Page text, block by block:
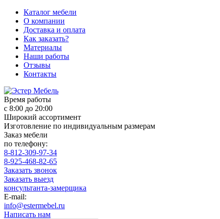
Каталог мебели
О компании
Доставка и оплата
Как заказать?
Материалы
Наши работы
Отзывы
Контакты
Время работы
с 8:00 до 20:00
Широкий ассортимент
Изготовление по индивидуальным размерам
Заказ мебели
по телефону:
8-812-309-97-34
8-925-468-82-65
Заказать звонок
Заказать выезд
консультанта-замерщика
E-mail:
info@estermebel.ru
Написать нам